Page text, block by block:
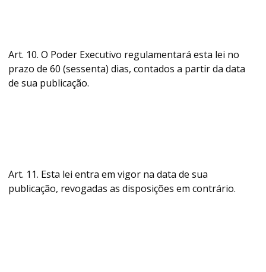
Art. 10. O Poder Executivo regulamentará esta lei no
prazo de 60 (sessenta) dias, contados a partir da data
de sua publicação.
Art. 11. Esta lei entra em vigor na data de sua
publicação, revogadas as disposições em contrário.